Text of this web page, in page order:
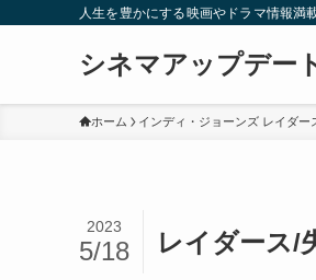
人生を豊かにする映画やドラマ情報満
シネマアップデー
ホーム インディ・ジョーンズ レイダー
レイダース/
2023
5/18